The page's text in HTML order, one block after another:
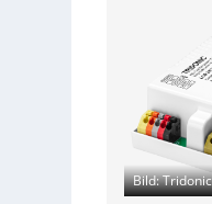
Bild: